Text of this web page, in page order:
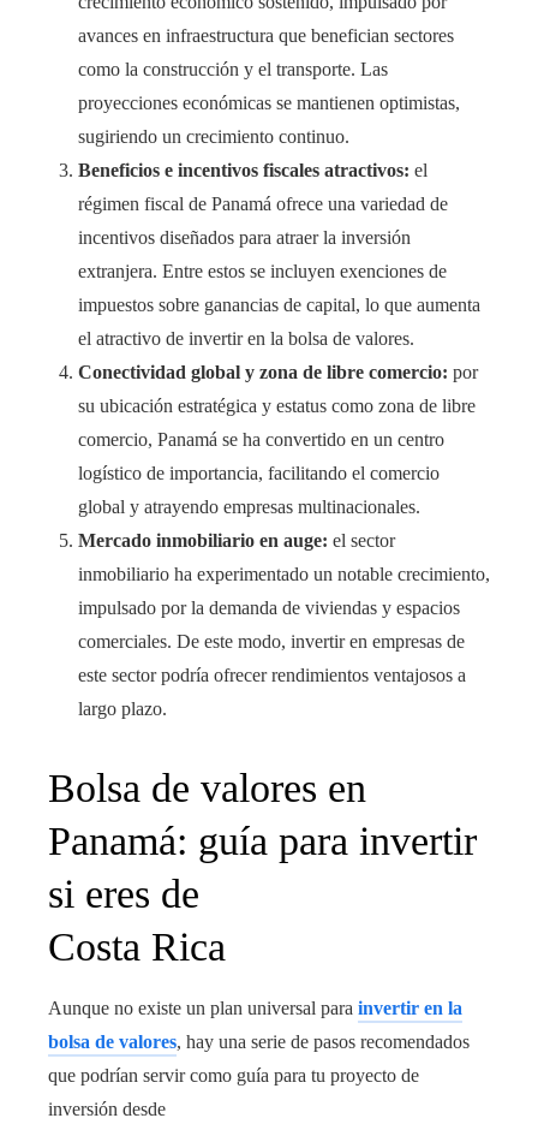
avances en infraestructura que benefician sectores
como la construcción y el transporte. Las
proyecciones económicas se mantienen optimistas,
sugiriendo un crecimiento continuo.
Beneficios e incentivos fiscales atractivos: el
régimen fiscal de Panamá ofrece una variedad de
incentivos diseñados para atraer la inversión
extranjera. Entre estos se incluyen exenciones de
impuestos sobre ganancias de capital, lo que aumenta
el atractivo de invertir en la bolsa de valores.
Conectividad global y zona de libre comercio: por
su ubicación estratégica y estatus como zona de libre
comercio, Panamá se ha convertido en un centro
logístico de importancia, facilitando el comercio
global y atrayendo empresas multinacionales.
Mercado inmobiliario en auge: el sector
inmobiliario ha experimentado un notable crecimiento,
impulsado por la demanda de viviendas y espacios
comerciales. De este modo, invertir en empresas de
este sector podría ofrecer rendimientos ventajosos a
largo plazo.
Bolsa de valores en
Panamá: guía para invertir
si eres de
Costa Rica
Aunque no existe un plan universal para invertir en la
bolsa de valores, hay una serie de pasos recomendados
que podrían servir como guía para tu proyecto de
inversión desde